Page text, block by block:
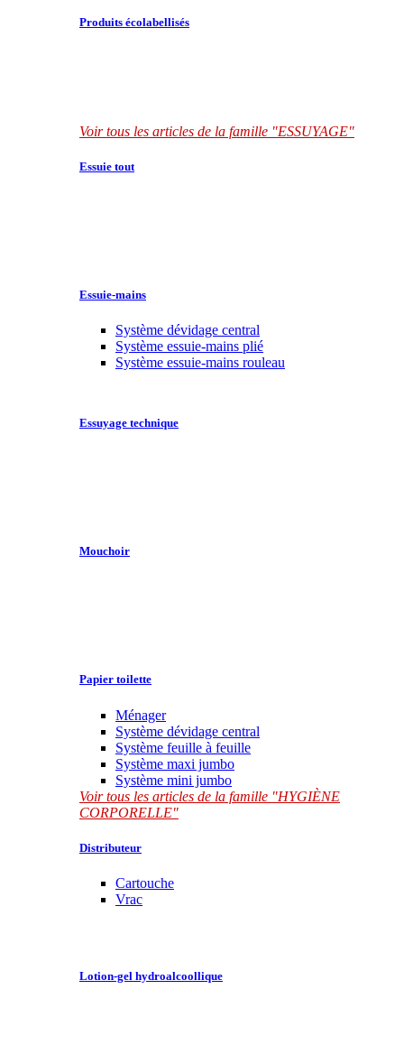
Produits écolabellisés
Voir tous les articles de la famille "ESSUYAGE"
Essuie tout
Essuie-mains
Système dévidage central
Système essuie-mains plié
Système essuie-mains rouleau
Essuyage technique
Mouchoir
Papier toilette
Ménager
Système dévidage central
Système feuille à feuille
Système maxi jumbo
Système mini jumbo
Voir tous les articles de la famille "HYGIÈNE
CORPORELLE"
Distributeur
Cartouche
Vrac
Lotion-gel hydroalcoollique